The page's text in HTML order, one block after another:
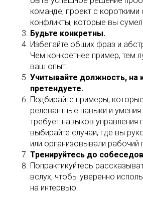
команде, проект с короткими
конфликты, которые вы
Будьте конкретны.
Избегайте общих фраз и
Чем конкретнее пример, тем
ваш опыт.
Учитывайте должность, на
претендуете.
Подбирайте примеры,
релевантные навыки и
требует навыков управления
выбирайте случаи, где вы
или организовывали рабочий
Тренируйтесь до
Попрактикуйтесь
вслух, чтобы уверенно
на интервью.